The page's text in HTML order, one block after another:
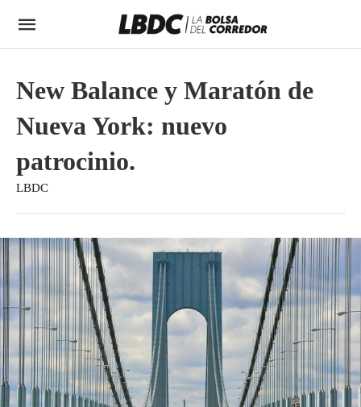
New Balance y Maratón de
Nueva York: nuevo
patrocinio.
LBDC